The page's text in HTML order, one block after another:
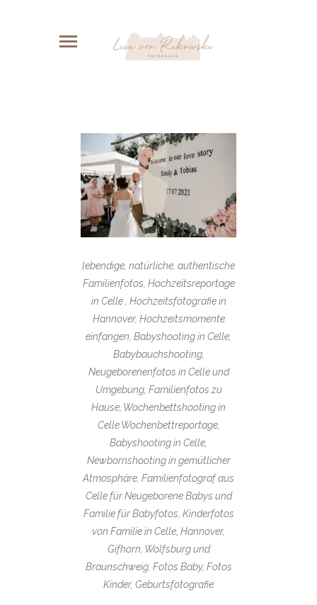
lebendige, natürliche, authentische
Familienfotos, Hochzeitsreportage
in Celle , Hochzeitsfotografie in
Hannover, Hochzeitsmomente
einfangen, Babyshooting in Celle,
Babybauchshooting,
Neugeborenenfotos in Celle und
Umgebung, Familienfotos zu
Hause, Wochenbettshooting in
Celle Wochenbettreportage,
Babyshooting in Celle,
Newbornshooting in gemütlicher
Atmosphäre, Familienfotograf aus
Celle für Neugeborene Babys und
Familie für Babyfotos, Kinderfotos
von Familie in Celle, Hannover,
Gifhorn, Wolfsburg und
Braunschweig, Fotos Baby, Fotos
Kinder, Geburtsfotografie